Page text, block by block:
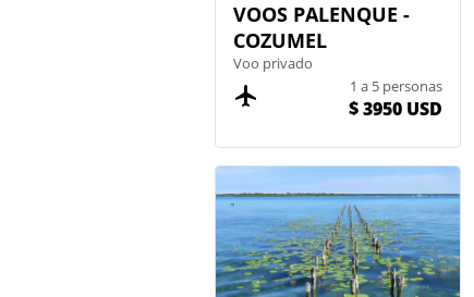
VOOS PALENQUE -
COZUMEL
Voo privado
1 a 5 personas
$ 3950 USD